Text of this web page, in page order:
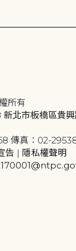
所有
北市板橋區貴
傳真：02-
告 | 隱私權聲明